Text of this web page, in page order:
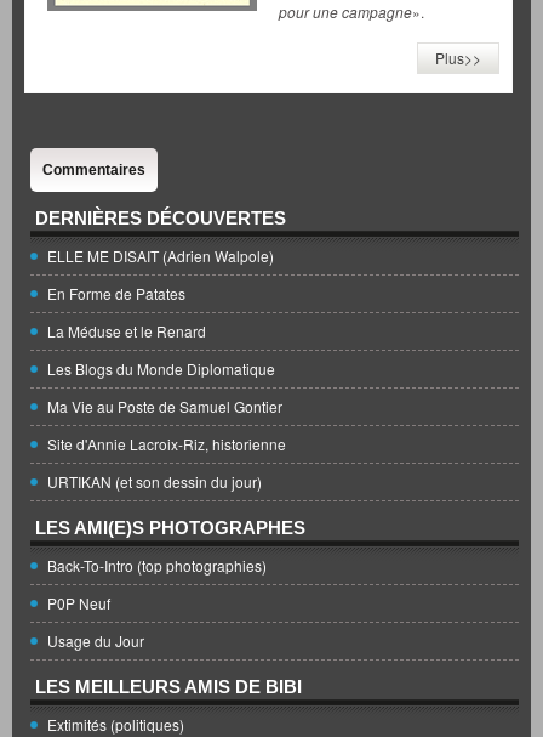
pour une campagne».
Plus>>
Commentaires
DERNIÈRES DÉCOUVERTES
ELLE ME DISAIT (Adrien Walpole)
En Forme de Patates
La Méduse et le Renard
Les Blogs du Monde Diplomatique
Ma Vie au Poste de Samuel Gontier
Site d'Annie Lacroix-Riz, historienne
URTIKAN (et son dessin du jour)
LES AMI(E)S PHOTOGRAPHES
Back-To-Intro (top photographies)
P0P Neuf
Usage du Jour
LES MEILLEURS AMIS DE BIBI
Extimités (politiques)